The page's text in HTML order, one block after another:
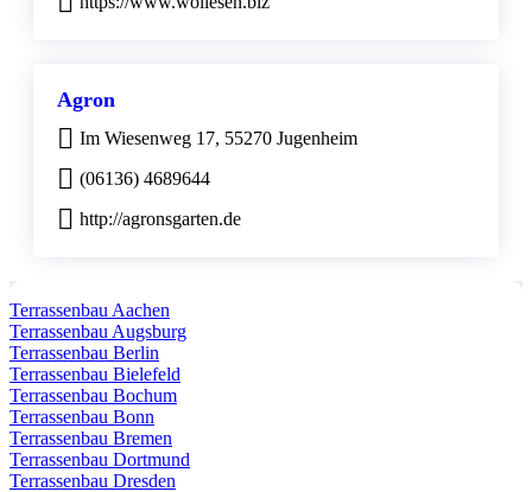
Agron
Im Wiesenweg 17, 55270 Jugenheim
(06136) 4689644
http://agronsgarten.de
Terrassenbau Aachen
Terrassenbau Augsburg
Terrassenbau Berlin
Terrassenbau Bielefeld
Terrassenbau Bochum
Terrassenbau Bonn
Terrassenbau Bremen
Terrassenbau Dortmund
Terrassenbau Dresden